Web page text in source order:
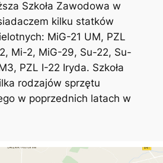
Szkoła Zawodowa w
kilku statków
MiG-21 UM, PZL
Mi-2, MiG-29, Su-22, Su-
PZL I-22 Iryda. Szkoła
rodzajów sprzętu
w poprzednich latach w